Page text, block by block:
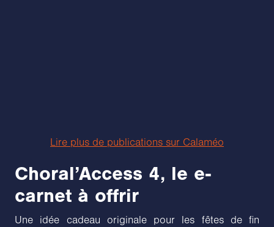
Lire plus de publications sur Calaméo
Choral’Access 4, le e-
carnet à offrir
Une idée cadeau originale pour les fêtes de fin